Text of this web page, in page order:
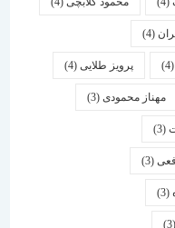
پرویز طلایی(4)
محمودی(3)